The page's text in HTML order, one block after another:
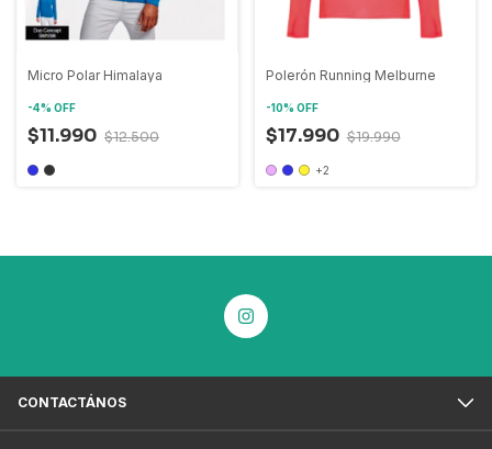
Micro Polar Himalaya
-4% OFF
$11.990 $12.500
Polerón Running Melburne
-10% OFF
$17.990 $19.990
+2
CONTACTÁNOS